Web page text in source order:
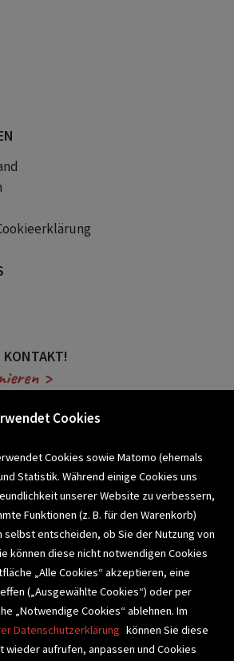
KONTAKT!
>
Cookies
Cookies sowie Matomo (ehemals
Statistik. Während einige Cookies uns
unserer Website zu verbessern,
Funktionen (z. B. für den Warenkorb)
selbst entscheiden, ob Sie der Nutzung von
können diese nicht notwendigen Cookies
„Alle Cookies“ akzeptieren, eine
(„Ausgewählte Cookies“) oder per
„Notwendige Cookies“ ablehnen. Im
Datenschutzerklärung können Sie diese
wieder aufrufen, anpassen und Cookies